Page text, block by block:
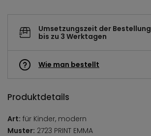
Umsetzungszeit der Bestellung
bis zu 3 Werktagen
Wie man bestellt
Produktdetails
Art: für Kinder, modern
Muster: 2723 PRINT EMMA